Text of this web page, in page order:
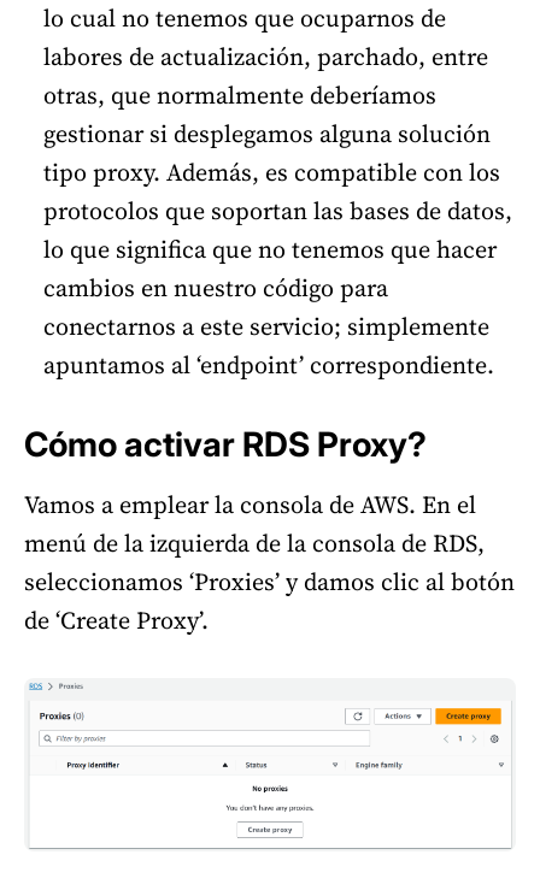
lo cual no tenemos que ocuparnos de
labores de actualización, parchado, entre
otras, que normalmente deberíamos
gestionar si desplegamos alguna solución
tipo proxy. Además, es compatible con los
protocolos que soportan las bases de datos,
lo que significa que no tenemos que hacer
cambios en nuestro código para
conectarnos a este servicio; simplemente
apuntamos al ‘endpoint’ correspondiente.
Cómo activar RDS Proxy?
Vamos a emplear la consola de AWS. En el
menú de la izquierda de la consola de RDS,
seleccionamos ‘Proxies’ y damos clic al botón
de ‘Create Proxy’.